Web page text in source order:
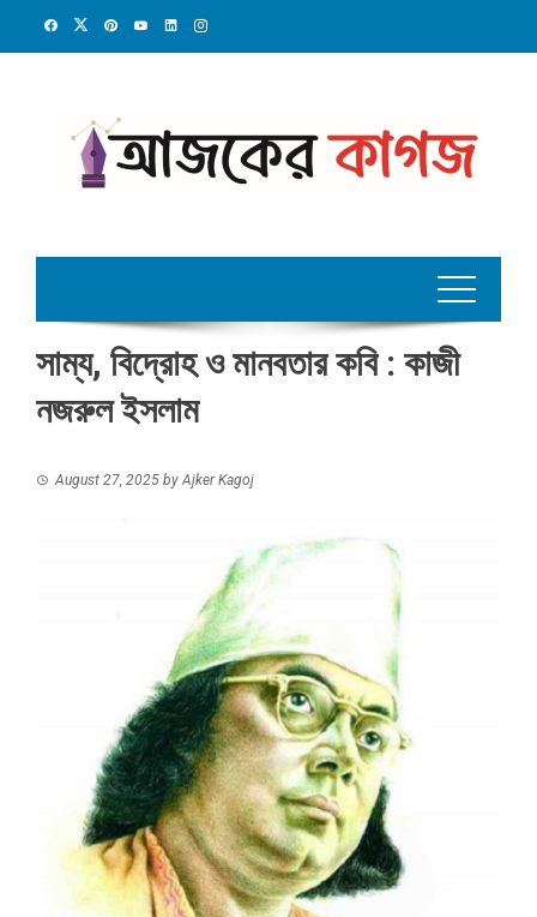
সাম্য, বিদ্রোহ ও মানবতার কবি : কাজী
নজরুল ইসলাম
August 27, 2025 byAjker Kagoj